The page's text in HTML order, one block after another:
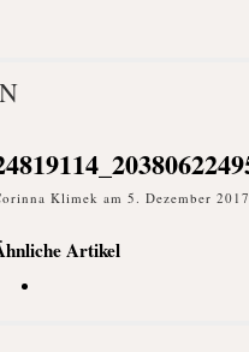
Klimek am 5. Dezember
Artikel